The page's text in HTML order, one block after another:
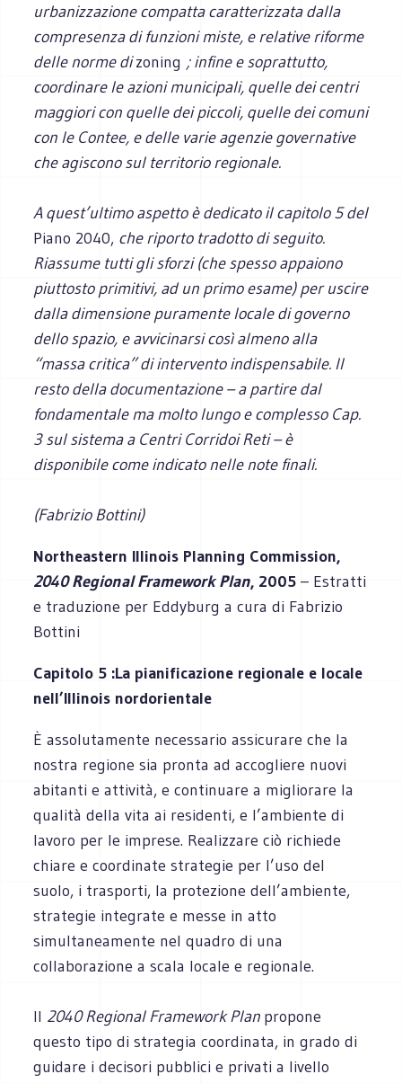
urbanizzazione compatta caratterizzata dalla
compresenza di funzioni miste, e relative riforme
delle norme dizoning ; infine e soprattutto,
coordinare le azioni municipali, quelle dei centri
maggiori con quelle dei piccoli, quelle dei comuni
con le Contee, e delle varie agenzie governative
che agiscono sul territorio regionale.
A quest’ultimo aspetto è dedicato il capitolo 5 del
Piano 2040, che riporto tradotto di seguito.
Riassume tutti gli sforzi (che spesso appaiono
piuttosto primitivi, ad un primo esame) per uscire
dalla dimensione puramente locale di governo
dello spazio, e avvicinarsi così almeno alla
“massa critica” di intervento indispensabile. Il
resto della documentazione – a partire dal
fondamentale ma molto lungo e complesso Cap.
3 sul sistema a Centri Corridoi Reti – è
disponibile come indicato nelle note finali.
(Fabrizio Bottini)
Northeastern Illinois Planning Commission,
2040 Regional Framework Plan, 2005– Estratti
e traduzione per Eddyburg a cura di Fabrizio
Bottini
Capitolo 5 :La pianificazione regionale e locale
nell’Illinois nordorientale
È assolutamente necessario assicurare che la
nostra regione sia pronta ad accogliere nuovi
abitanti e attività, e continuare a migliorare la
qualità della vita ai residenti, e l’ambiente di
lavoro per le imprese. Realizzare ciò richiede
chiare e coordinate strategie per l’uso del
suolo, i trasporti, la protezione dell’ambiente,
strategie integrate e messe in atto
simultaneamente nel quadro di una
collaborazione a scala locale e regionale.
Il 2040 Regional Framework Plan propone
questo tipo di strategia coordinata, in grado di
guidare i decisori pubblici e privati a livello